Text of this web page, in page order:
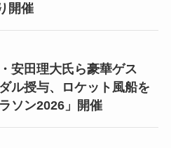
開催
安田理大氏ら豪華ゲス
ル授与、ロケット風船を
ソン2026」開催